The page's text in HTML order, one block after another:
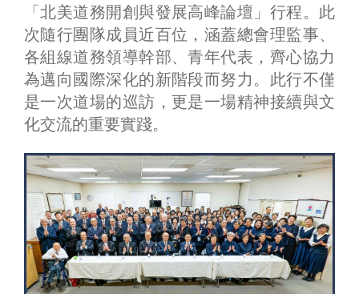
「北美道務開創與發展高峰論壇」行程。此
次隨行團隊成員近百位，涵蓋總會理監事、
各組線道務領導幹部、青年代表，齊心協力
為邁向國際深化的新階段而努力。此行不僅
是一次道場的巡訪，更是一場精神接續與文
化交流的重要實踐。